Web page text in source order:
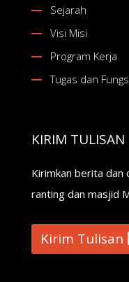
Sejarah
Visi Misi
Program Kerja
Tugas dan
KIRIM TULISAN
Kirimkan berita dan
ranting dan masjid
Kirim Tulisan